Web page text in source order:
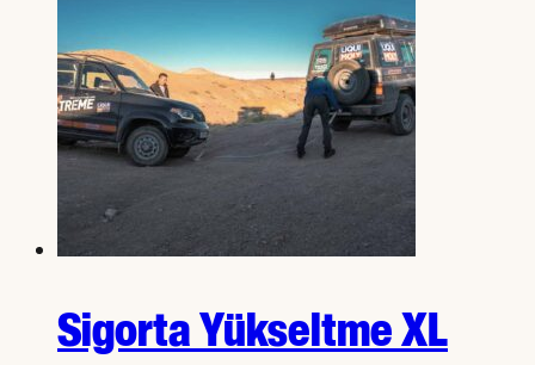
Sigorta Yükseltme XL